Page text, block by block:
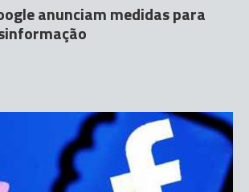
anunciam medidas para